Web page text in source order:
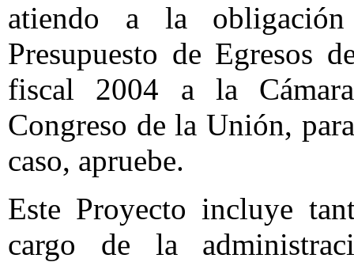
atiendo a la
Presupuesto de Egresos
fiscal 2004 a la
Congreso de la Unión,
caso, apruebe.
Este Proyecto incluye
cargo de la